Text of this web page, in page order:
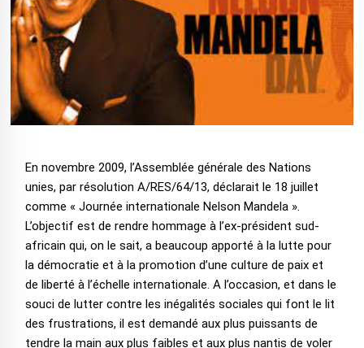
En novembre 2009, l’Assemblée générale des Nations
unies, par résolution A/RES/64/13, déclarait le 18 juillet
comme « Journée internationale Nelson Mandela ».
L’objectif est de rendre hommage à l’ex-président sud-
africain qui, on le sait, a beaucoup apporté à la lutte pour
la démocratie et à la promotion d’une culture de paix et
de liberté à l’échelle internationale. A l’occasion, et dans le
souci de lutter contre les inégalités sociales qui font le lit
des frustrations, il est demandé aux plus puissants de
tendre la main aux plus faibles et aux plus nantis de voler